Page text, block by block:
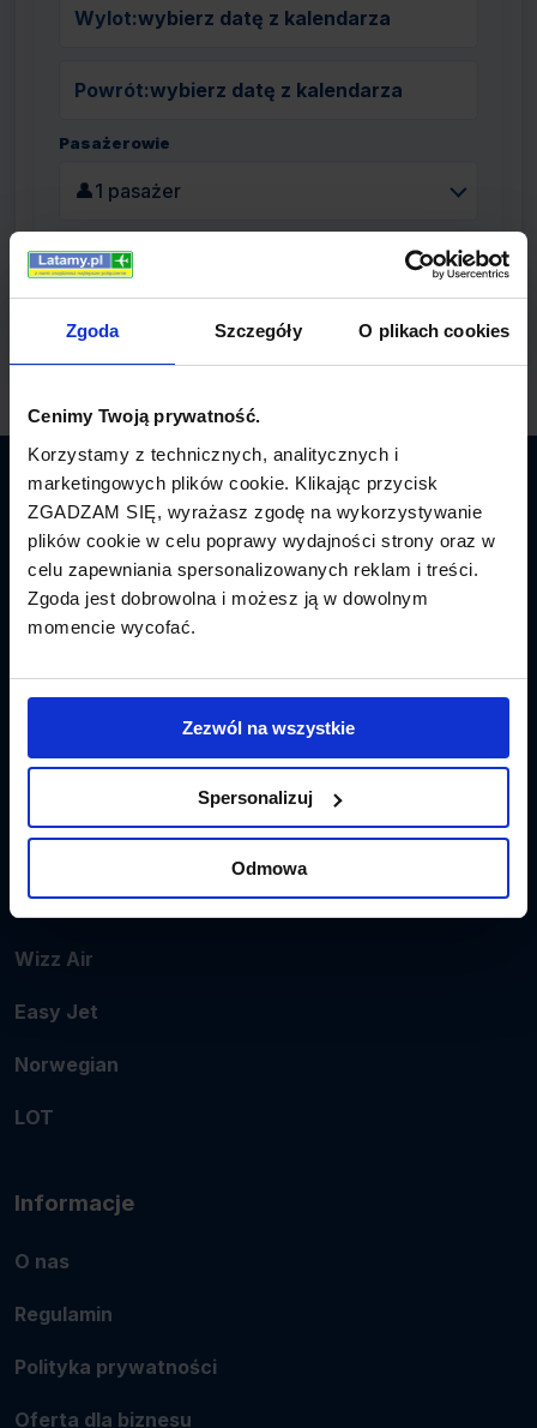
Zgoda Szczegóły O plikach cookies
Cenimy Twoją prywatność.
Korzystamy z technicznych, analitycznych i
marketingowych plików cookie. Klikając przycisk
ZGADZAM SIĘ, wyrażasz zgodę na wykorzystywanie
plików cookie w celu poprawy wydajności strony oraz w
celu zapewniania spersonalizowanych reklam i treści.
Zgoda jest dobrowolna i możesz ją w dowolnym
momencie wycofać.
Zezwól na wszystkie
Spersonalizuj
Odmowa
Wylot:wybierz datę z kalendarza
Powrót:wybierz datę z kalendarza
Pasażerowie
👤1 pasażer
Latamy.pl
Bilety lotnicze
Promocje
Tanie Loty
Popularne linie
Ryanair
Wizz Air
Easy Jet
Norwegian
LOT
Informacje
O nas
Regulamin
Polityka prywatności
Oferta dla biznesu